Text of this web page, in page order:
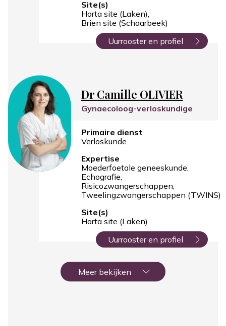
Site(s)
Horta site (Laken)
Brien site (Schaarbeek)
Uurrooster en profiel
Dr Camille OLIVIER
Gynaecoloog-verloskundige
Primaire dienst
Verloskunde
Expertise
Moederfoetale geneeskunde
Echografie
Risicozwangerschappen
Tweelingzwangerschappen (TWINS)
Site(s)
Horta site (Laken)
Uurrooster en profiel
Paginering
Meer bekijken